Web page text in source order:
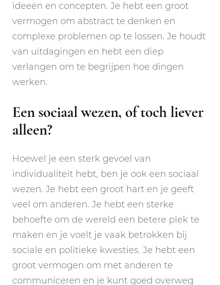
ideeën en concepten. Je hebt een groot
vermogen om abstract te denken en
complexe problemen op te lossen. Je houdt
van uitdagingen en hebt een diep
verlangen om te begrijpen hoe dingen
werken.
Een sociaal wezen, of toch liever
alleen?
Hoewel je een sterk gevoel van
individualiteit hebt, ben je ook een sociaal
wezen. Je hebt een groot hart en je geeft
veel om anderen. Je hebt een sterke
behoefte om de wereld een betere plek te
maken en je voelt je vaak betrokken bij
sociale en politieke kwesties. Je hebt een
groot vermogen om met anderen te
communiceren en je kunt goed overweg